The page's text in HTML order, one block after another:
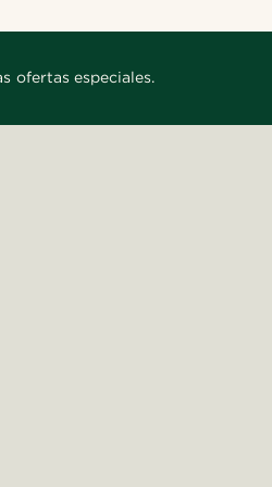
ofertas especiales.